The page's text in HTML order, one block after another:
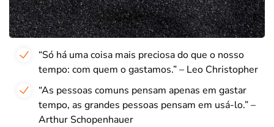
“Só há uma coisa mais preciosa do que o nosso
tempo: com quem o gastamos.” – Leo Christopher
“As pessoas comuns pensam apenas em gastar
tempo, as grandes pessoas pensam em usá-lo.” –
Arthur Schopenhauer